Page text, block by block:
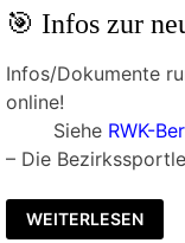
🎯 Infos zur
Infos/Dokumente
online!
Siehe RWK-
– Die
🎯
INFOS
WEITERLESEN